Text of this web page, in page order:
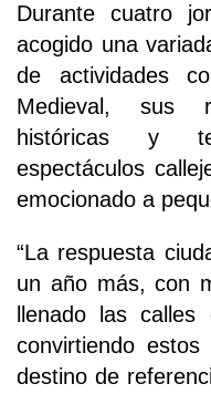
Durante cuatro
acogido una
de actividades
Medieval, sus
históricas y
espectáculos
emocionado a
“La respuesta
un año más, con
llenado las
convirtiendo
destino de